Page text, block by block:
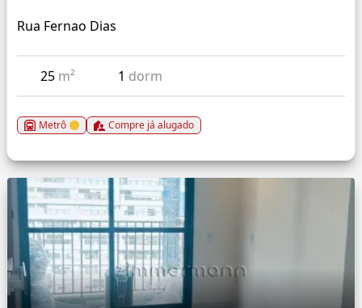
Rua Fernao Dias
25 m² 1 dorm
Metrô Compre já alugado